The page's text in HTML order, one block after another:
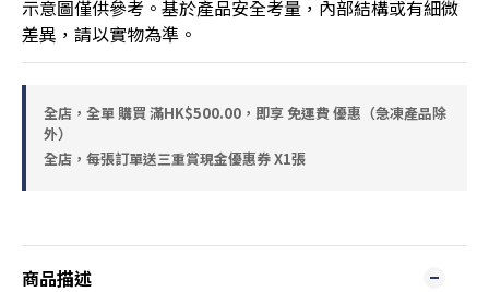
示意圖僅供參考。基於產品安全考量，內部結構或有細微
差異，請以實物為準。
全店，全單 購買 滿HK$500.00，即享 免運費 優惠（急凍產品除
外）
全店，每張訂單送三重賞現金優惠券 X1張
商品描述